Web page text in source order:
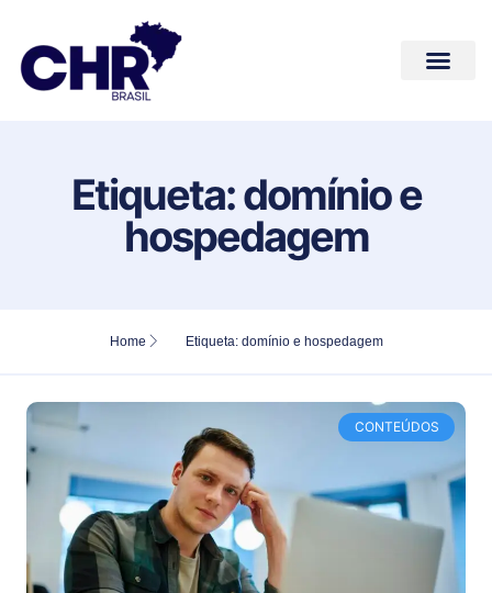
Etiqueta: domínio e
hospedagem
Home Etiqueta: domínio e hospedagem
CONTEÚDOS